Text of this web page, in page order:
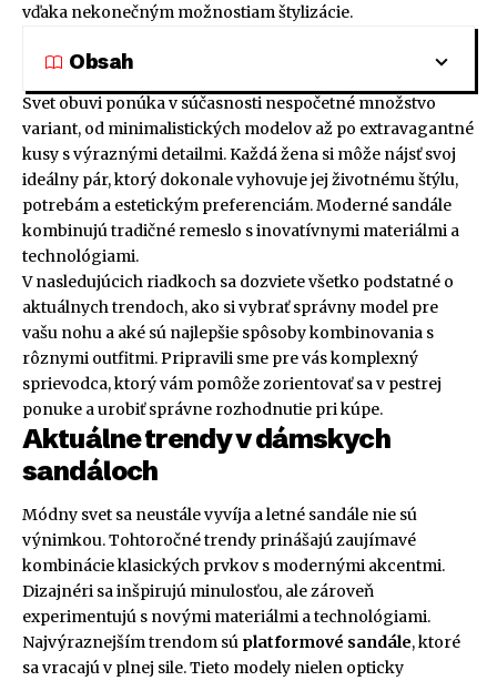
vďaka nekonečným možnostiam štylizácie.
Obsah
Svet obuvi ponúka v súčasnosti nespočetné množstvo
variant, od minimalistických modelov až po extravagantné
kusy s výraznými detailmi. Každá žena si môže nájsť svoj
ideálny pár, ktorý dokonale vyhovuje jej životnému štýlu,
potrebám a estetickým preferenciám. Moderné sandále
kombinujú tradičné remeslo s inovatívnymi materiálmi a
technológiami.
V nasledujúcich riadkoch sa dozviete všetko podstatné o
aktuálnych trendoch, ako si vybrať správny model pre
vašu nohu a aké sú najlepšie spôsoby kombinovania s
rôznymi outfitmi. Pripravili sme pre vás komplexný
sprievodca, ktorý vám pomôže zorientovať sa v pestrej
ponuke a urobiť správne rozhodnutie pri kúpe.
Aktuálne trendy v dámskych
sandáloch
Módny svet sa neustále vyvíja a letné sandále nie sú
výnimkou. Tohtoročné trendy prinášajú zaujímavé
kombinácie klasických prvkov s modernými akcentmi.
Dizajnéri sa inšpirujú minulosťou, ale zároveň
experimentujú s novými materiálmi a technológiami.
Najvýraznejším trendom sú platformové sandále, ktoré
sa vracajú v plnej sile. Tieto modely nielen opticky